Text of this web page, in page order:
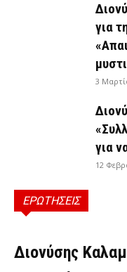
για
3
για
12
ΕΡΩΤΗΣΕΙΣ
ΕΡΩΤΉΣΕΙΣ
Διονύσης